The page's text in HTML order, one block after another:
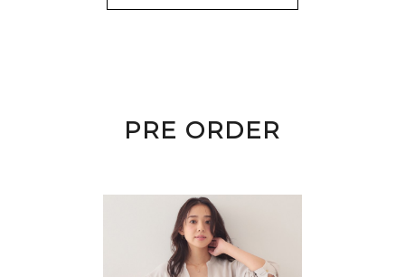
PRE ORDER